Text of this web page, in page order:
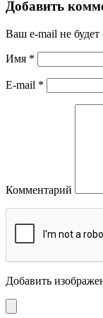
Добавить
Ваш e-mail не будет
Имя *
E-mail *
Комментарий
Добавить